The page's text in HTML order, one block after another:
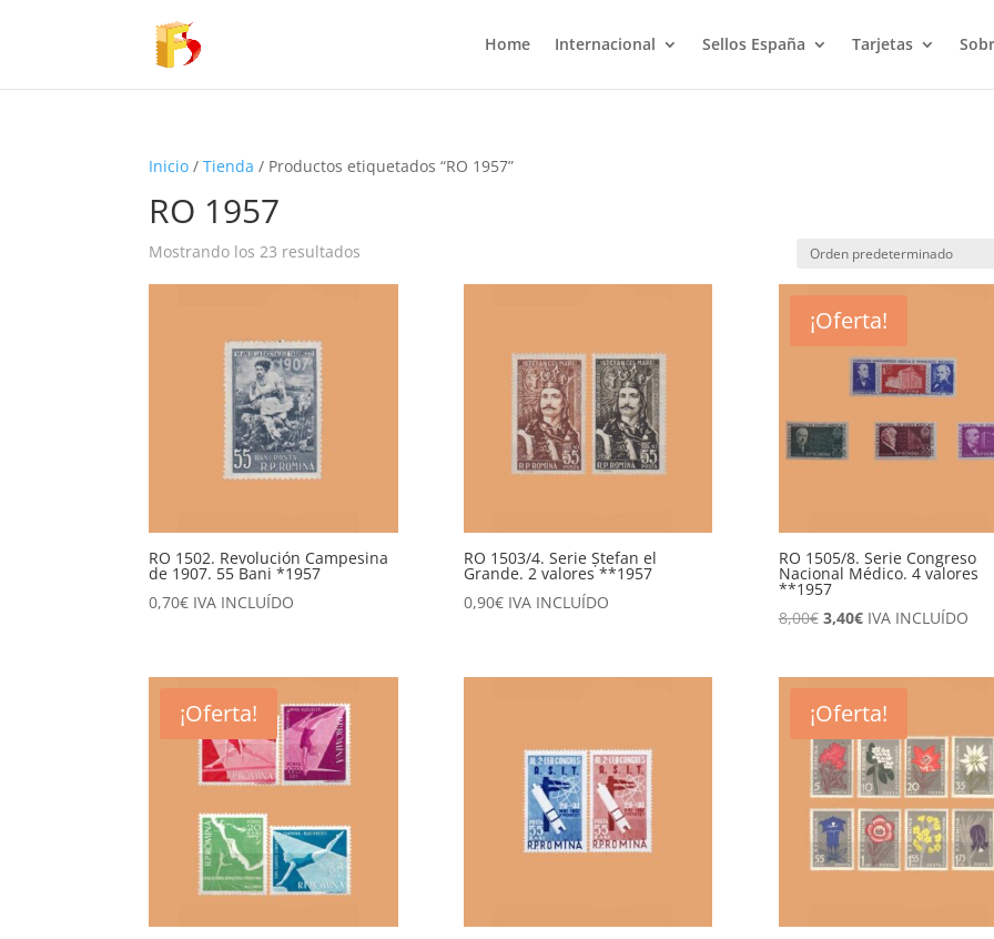
Home Internacional Sellos España Tarjetas
Inicio /Tienda / Productos etiquetados “RO 1957”
RO 1957
Mostrando los 23 resultados
RO 1502. Revolución Campesina
de 1907. 55 Bani *1957
0,70€ IVA INCLUÍDO
RO 1503/4. Serie Ștefan el
Grande. 2 valores **1957
0,90€ IVA INCLUÍDO
¡Oferta!
RO 1505/8. Serie Congreso
Nacional Médico. 4 valores
**1957
8,00€ El
8,00€.
3,40€El
3,40€.
IVA INCLUÍDO
¡Oferta! ¡Oferta!